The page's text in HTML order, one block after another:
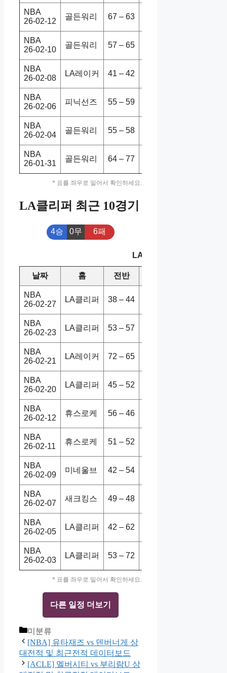
NBA
26-02-12
골든워리 67 – 63
NBA
26-02-10
골든워리 57 – 65
NBA
26-02-08
LA레이커 41 – 42
NBA
26-02-06
피닉선즈 55 – 59
NBA
26-02-04
골든워리 55 – 58
NBA
26-01-31
골든워리 64 – 77
* 표를 좌우로 밀어서 확인하세요.
LA클리퍼 최근 10경기
4승 0무 6패
LA클리퍼 최근 10경기
날짜 홈 전반
NBA
26-02-27
LA클리퍼 38 – 44
NBA
26-02-23
LA클리퍼 53 – 57
NBA
26-02-21
LA레이커 72 – 65
NBA
26-02-20
LA클리퍼 45 – 52
NBA
26-02-12
휴스로케 56 – 46
NBA
26-02-11
휴스로케 51 – 52
NBA
26-02-09
미네울브 42 – 54
NBA
26-02-07
새크킹스 49 – 48
NBA
26-02-05
LA클리퍼 42 – 62
NBA
26-02-03
LA클리퍼 53 – 72
* 표를 좌우로 밀어서 확인하세요.
다른 일정 더보기
Categories
미분류
[NBA] 유타재즈 vs 덴버너게 상
대전적 및 최근전적 데이터보드
[ACLE] 멜버시티 vs 부리람U 상